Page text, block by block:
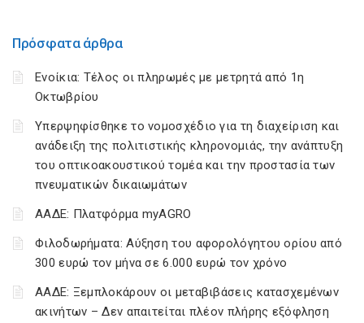
Πρόσφατα άρθρα
Ενοίκια: Τέλος οι πληρωμές με μετρητά από 1η
Οκτωβρίου
Υπερψηφίσθηκε το νομοσχέδιο για τη διαχείριση και
ανάδειξη της πολιτιστικής κληρονομιάς, την ανάπτυξη
του οπτικοακουστικού τομέα και την προστασία των
πνευματικών δικαιωμάτων
ΑΑΔΕ: Πλατφόρμα myAGRO
Φιλοδωρήματα: Αύξηση του αφορολόγητου ορίου από
300 ευρώ τον μήνα σε 6.000 ευρώ τον χρόνο
ΑΑΔΕ: Ξεμπλοκάρουν οι μεταβιβάσεις κατασχεμένων
ακινήτων – Δεν απαιτείται πλέον πλήρης εξόφληση